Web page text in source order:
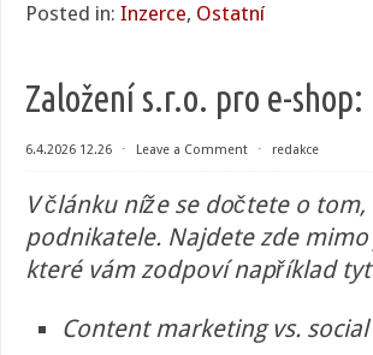
Posted in: Inzerce, Ostatní
Založení s.r.o. pro e-
6.4.2026 12.26 ⋅ Leave a Comment ⋅ redakce
V článku níže se dočtete o
podnikatele. Najdete zde
které vám zodpoví například
Content marketing vs.